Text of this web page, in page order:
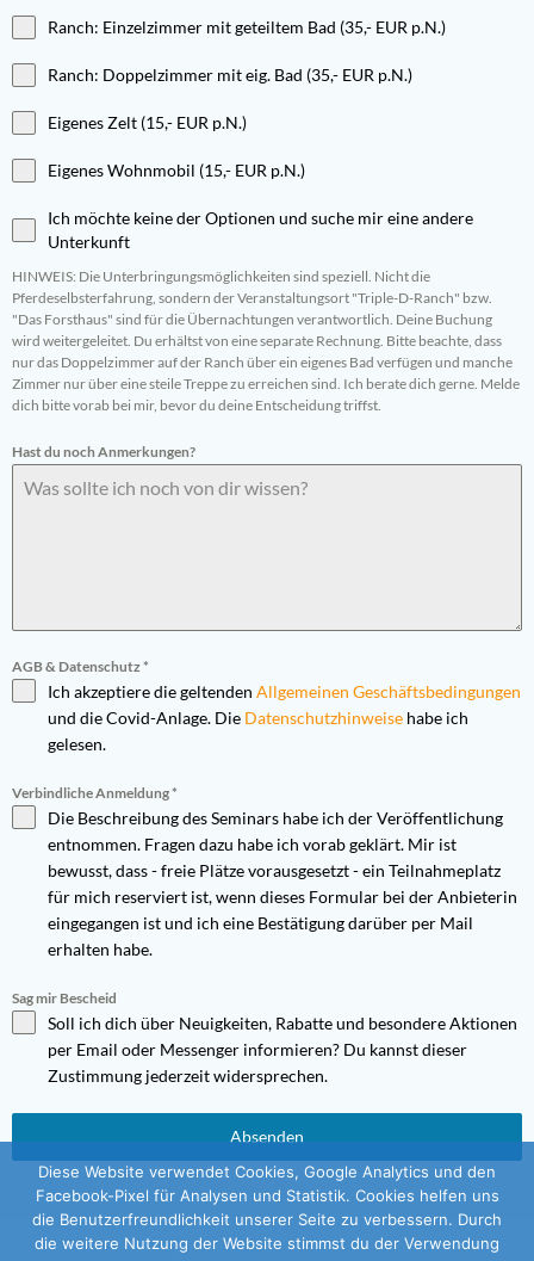
Ranch: Einzelzimmer mit geteiltem Bad (35,- EUR p.N.)
Ranch: Doppelzimmer mit eig. Bad (35,- EUR p.N.)
Eigenes Zelt (15,- EUR p.N.)
Eigenes Wohnmobil (15,- EUR p.N.)
Ich möchte keine der Optionen und suche mir eine andere
Unterkunft
HINWEIS: Die Unterbringungsmöglichkeiten sind speziell. Nicht die
Pferdeselbsterfahrung, sondern der Veranstaltungsort "Triple-D-Ranch" bzw.
"Das Forsthaus" sind für die Übernachtungen verantwortlich. Deine Buchung
wird weitergeleitet. Du erhältst von eine separate Rechnung. Bitte beachte, dass
nur das Doppelzimmer auf der Ranch über ein eigenes Bad verfügen und manche
Zimmer nur über eine steile Treppe zu erreichen sind. Ich berate dich gerne. Melde
dich bitte vorab bei mir, bevor du deine Entscheidung triffst.
Hast du noch Anmerkungen?
AGB & Datenschutz*
Ich akzeptiere die geltenden Allgemeinen Geschäftsbedingungen
und die Covid-Anlage. Die Datenschutzhinweise habe ich
gelesen.
Verbindliche Anmeldung*
Die Beschreibung des Seminars habe ich der Veröffentlichung
entnommen. Fragen dazu habe ich vorab geklärt. Mir ist
bewusst, dass - freie Plätze vorausgesetzt - ein Teilnahmeplatz
für mich reserviert ist, wenn dieses Formular bei der Anbieterin
eingegangen ist und ich eine Bestätigung darüber per Mail
erhalten habe.
Sag mir Bescheid
Soll ich dich über Neuigkeiten, Rabatte und besondere Aktionen
per Email oder Messenger informieren? Du kannst dieser
Zustimmung jederzeit widersprechen.
Absenden
Diese Website verwendet Cookies, Google Analytics und den
Facebook-Pixel für Analysen und Statistik. Cookies helfen uns
die Benutzerfreundlichkeit unserer Seite zu verbessern. Durch
die weitere Nutzung der Website stimmst du der Verwendung